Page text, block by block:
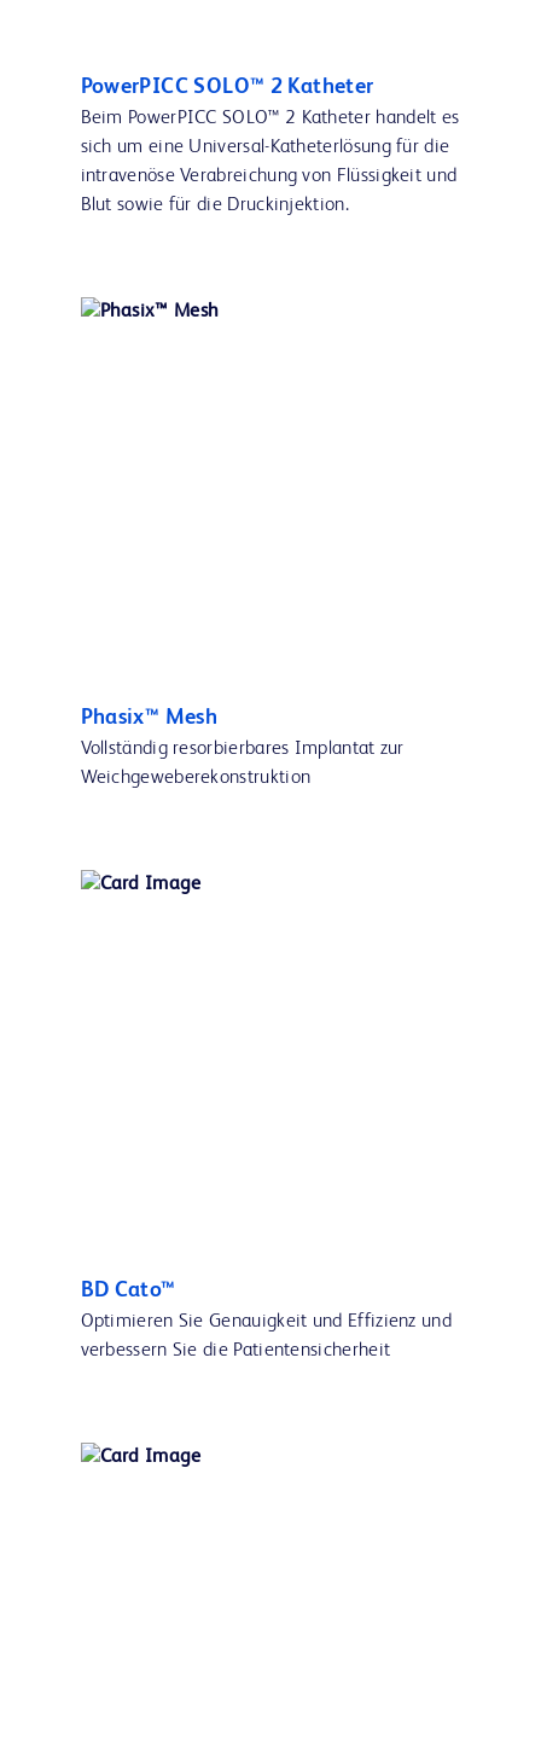
PowerPICC SOLO™ 2 Katheter
Beim PowerPICC SOLO™ 2 Katheter handelt es
sich um eine Universal-Katheterlösung für die
intravenöse Verabreichung von Flüssigkeit und
Blut sowie für die Druckinjektion.
Phasix™ Mesh
Vollständig resorbierbares Implantat zur
Weichgeweberekonstruktion
BD Cato™
Optimieren Sie Genauigkeit und Effizienz und
verbessern Sie die Patientensicherheit